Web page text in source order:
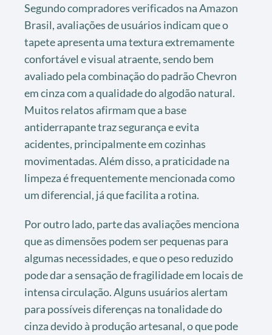
Segundo compradores verificados na Amazon
Brasil, avaliações de usuários indicam que o
tapete apresenta uma textura extremamente
confortável e visual atraente, sendo bem
avaliado pela combinação do padrão Chevron
em cinza com a qualidade do algodão natural.
Muitos relatos afirmam que a base
antiderrapante traz segurança e evita
acidentes, principalmente em cozinhas
movimentadas. Além disso, a praticidade na
limpeza é frequentemente mencionada como
um diferencial, já que facilita a rotina.
Por outro lado, parte das avaliações menciona
que as dimensões podem ser pequenas para
algumas necessidades, e que o peso reduzido
pode dar a sensação de fragilidade em locais de
intensa circulação. Alguns usuários alertam
para possíveis diferenças na tonalidade do
cinza devido à produção artesanal, o que pode